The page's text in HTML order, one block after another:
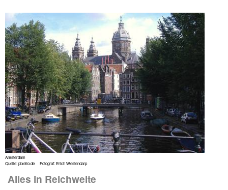
Amsterdam
Quelle: pixelio.de Fotograf: Erich Westendarp
Alles in Reichweite